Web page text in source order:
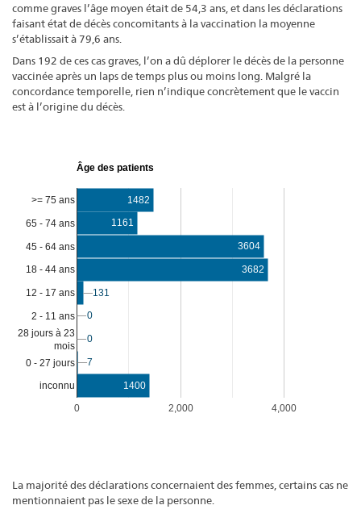
comme graves l’âge moyen était de 54,3 ans, et dans les déclarations
faisant état de décès concomitants à la vaccination la moyenne
s’établissait à 79,6 ans.
Dans 192 de ces cas graves, l’on a dû déplorer le décès de la personne
vaccinée après un laps de temps plus ou moins long. Malgré la
concordance temporelle, rien n’indique concrètement que le vaccin
est à l’origine du décès.
Âge des patients
0 2,000 4,000
>= 75 ans
65 - 74 ans
45 - 64 ans
18 - 44 ans
12 - 17 ans
2 - 11 ans
28 jours à 23
mois
0 - 27 jours
inconnu
1482
1161
3604
3682
131
131
0
0
0
0
7
7
1400
La majorité des déclarations concernaient des femmes, certains cas ne
mentionnaient pas le sexe de la personne.